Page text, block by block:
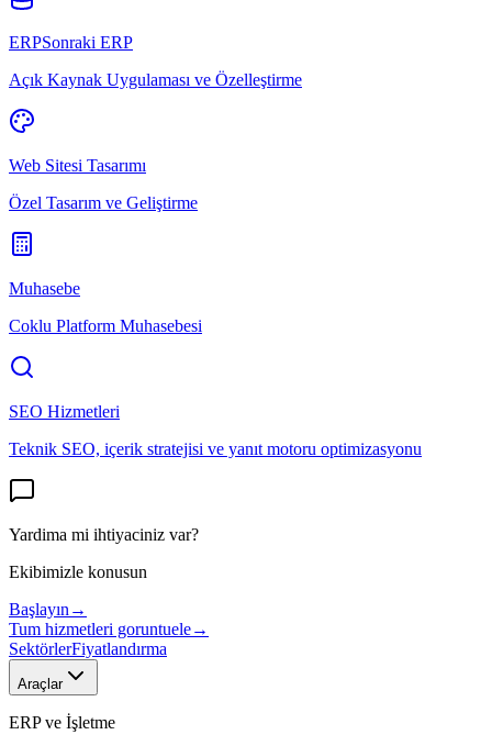
ERPSonraki ERP
Açık Kaynak Uygulaması ve Özelleştirme
Web Sitesi Tasarımı
Özel Tasarım ve Geliştirme
Muhasebe
Coklu Platform Muhasebesi
SEO Hizmetleri
Teknik SEO, içerik stratejisi ve yanıt motoru optimizasyonu
Yardima mi ihtiyaciniz var?
Ekibimizle konusun
Başlayın →
Tum hizmetleri goruntuele→
SektörlerFiyatlandırma
Araçlar
ERP ve İşletme